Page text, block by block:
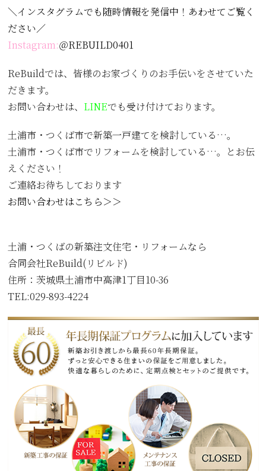
＼インスタグラムでも随時情報を発信中！あわせてご覧く
ださい／
Instagram:＠REBUILD0401
ReBuildでは、皆様のお家づくりのお手伝いをさせていた
だきます。
お問い合わせは、 LINEでも受け付けております。
土浦市・つくば市で新築一戸建てを検討している…。
土浦市・つくば市でリフォームを検討している…。とお伝
えください！
ご連絡お待ちしております
お問い合わせはこちら＞＞
土浦・つくばの新築注文住宅・リフォームなら
合同会社ReBuild(リビルド)
住所： 茨城県土浦市中高津1丁目10-36
TEL:029-893-4224